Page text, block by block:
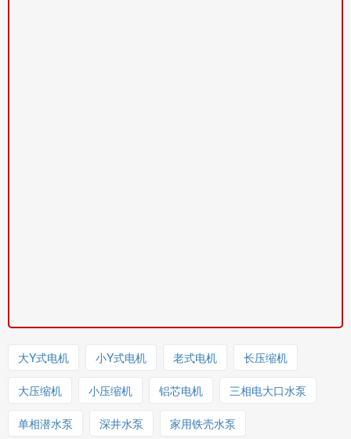
大Y式电机 小Y式电机 老式电机 长压缩机
大压缩机 小压缩机 铝芯电机 三相电大口水泵
单相潜水泵 深井水泵 家用铁壳水泵